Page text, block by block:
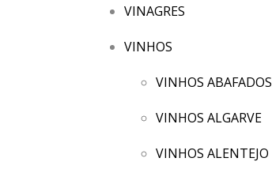
VINAGRES
VINHOS
VINHOS ABAFADOS
VINHOS ALGARVE
VINHOS ALENTEJO